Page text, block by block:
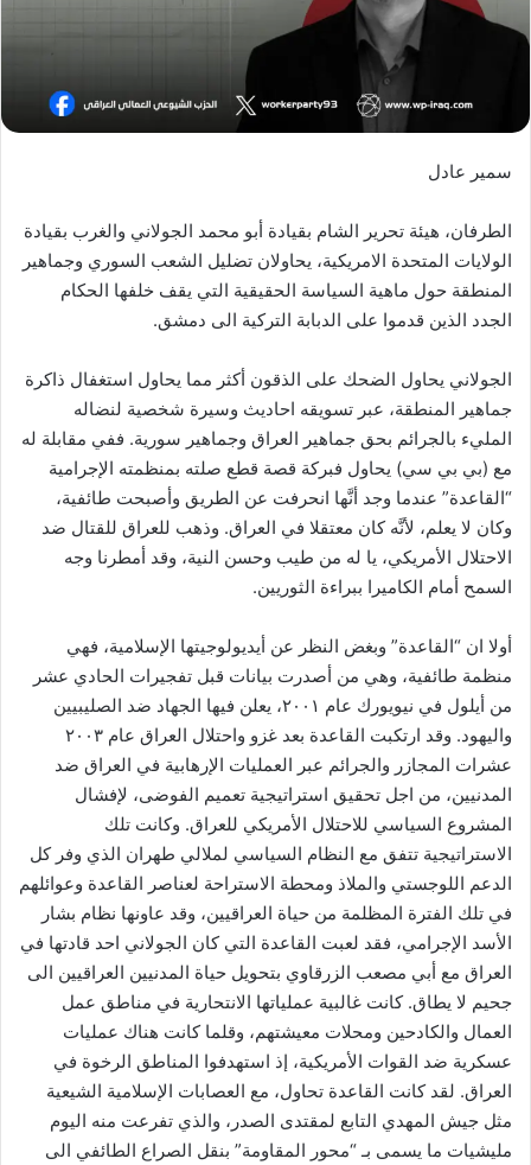
سمير عادل
الطرفان، هيئة تحرير الشام بقيادة أبو محمد الجولاني والغرب بقيادة
الولايات المتحدة الامريكية، يحاولان تضليل الشعب السوري وجماهير
المنطقة حول ماهية السياسة الحقيقية التي يقف خلفها الحكام
الجدد الذين قدموا على الدبابة التركية الى دمشق.
الجولاني يحاول الضحك على الذقون أكثر مما يحاول استغفال ذاكرة
جماهير المنطقة، عبر تسويقه احاديث وسيرة شخصية لنضاله
المليء بالجرائم بحق جماهير العراق وجماهير سورية. ففي مقابلة له
مع (بي بي سي) يحاول فبركة قصة قطع صلته بمنظمته الإجرامية
“القاعدة” عندما وجد أنَّها انحرفت عن الطريق وأصبحت طائفية،
وكان لا يعلم، لأنَّه كان معتقلا في العراق. وذهب للعراق للقتال ضد
الاحتلال الأمريكي، يا له من طيب وحسن النية، وقد أمطرنا وجه
السمح أمام الكاميرا ببراءة الثوريين.
أولا ان “القاعدة” وبغض النظر عن أيديولوجيتها الإسلامية، فهي
منظمة طائفية، وهي من أصدرت بيانات قبل تفجيرات الحادي عشر
من أيلول في نيويورك عام ٢٠٠١، يعلن فيها الجهاد ضد الصليبيين
واليهود. وقد ارتكبت القاعدة بعد غزو واحتلال العراق عام ٢٠٠٣
عشرات المجازر والجرائم عبر العمليات الإرهابية في العراق ضد
المدنيين، من اجل تحقيق استراتيجية تعميم الفوضى، لإفشال
المشروع السياسي للاحتلال الأمريكي للعراق. وكانت تلك
الاستراتيجية تتفق مع النظام السياسي لملالي طهران الذي وفر كل
الدعم اللوجستي والملاذ ومحطة الاستراحة لعناصر القاعدة وعوائلهم
في تلك الفترة المظلمة من حياة العراقيين، وقد عاونها نظام بشار
الأسد الإجرامي، فقد لعبت القاعدة التي كان الجولاني احد قادتها في
العراق مع أبي مصعب الزرقاوي بتحويل حياة المدنيين العراقيين الى
جحيم لا يطاق. كانت غالبية عملياتها الانتحارية في مناطق عمل
العمال والكادحين ومحلات معيشتهم، وقلما كانت هناك عمليات
عسكرية ضد القوات الأمريكية، إذ استهدفوا المناطق الرخوة في
العراق. لقد كانت القاعدة تحاول، مع العصابات الإسلامية الشيعية
مثل جيش المهدي التابع لمقتدى الصدر، والذي تفرعت منه اليوم
مليشيات ما يسمى بـ “محور المقاومة” بنقل الصراع الطائفي الى